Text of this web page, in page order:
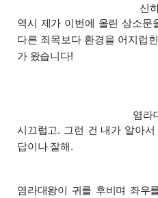
신
역시 제가 이번에 올린 상소문
다른 죄목보다 환경을 어지럽
가 왔습니다!
염라
시끄럽고. 그런 건 내가 알아
답이나 잘해.
염라대왕이 귀를 후비며 좌우